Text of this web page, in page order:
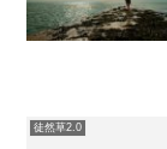
徒然草2.0